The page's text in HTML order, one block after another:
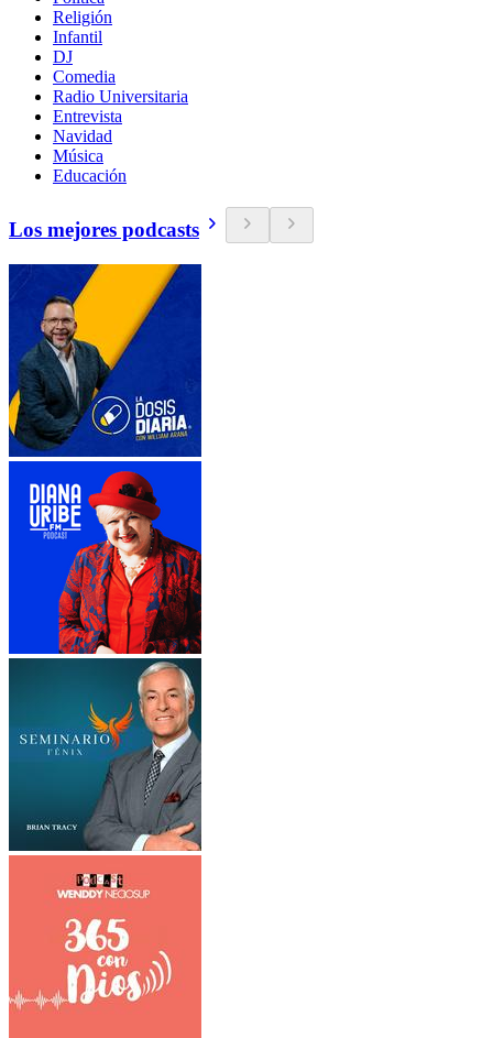
Religión
Infantil
DJ
Comedia
Radio Universitaria
Entrevista
Navidad
Música
Educación
Los mejores podcasts